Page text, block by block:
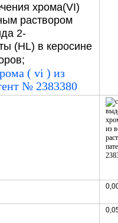
хрома(VI)
раствором
2-
(HL) в керосине